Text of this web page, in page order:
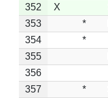
352
X
353
*
354
*
355
356
357
*